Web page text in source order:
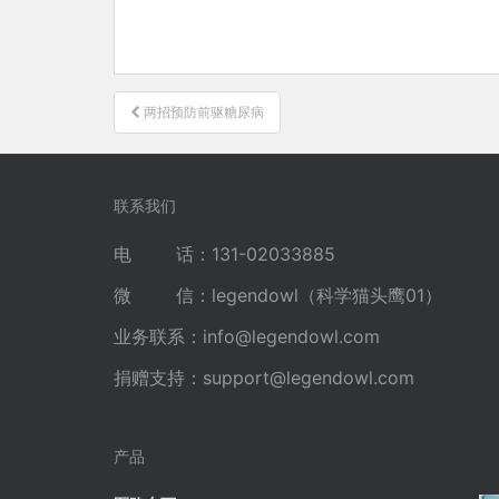
文
章
导
两招预防前驱糖尿病
联系我们
电 话：131-02033885
微 信：legendowl（科学猫头鹰01）
业务联系： info@legendowl.com
捐赠支持： support@legendowl.com
产品